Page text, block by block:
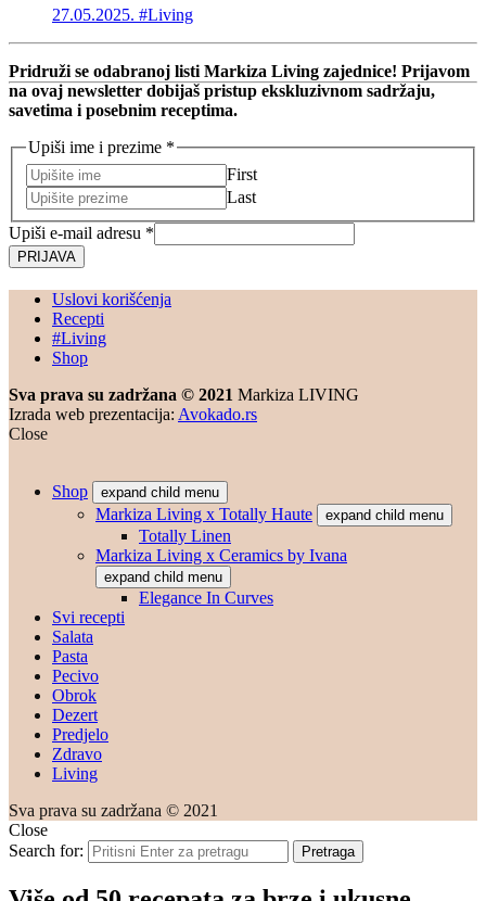
27.05.2025. #Living
Pridruži se odabranoj listi Markiza Living zajednice! Prijavom
na ovaj newsletter dobijaš pristup ekskluzivnom sadržaju,
savetima i posebnim receptima.
Upiši ime i prezime *
First
Last
Upiši e-mail adresu *
PRIJAVA
Uslovi korišćenja
Recepti
#Living
Shop
Sva prava su zadržana © 2021 Markiza LIVING
Izrada web prezentacija: Avokado.rs
Close
Shop expand child menu
Markiza Living x Totally Haute expand child menu
Totally Linen
Markiza Living x Ceramics by Ivana
expand child menu
Elegance In Curves
Svi recepti
Salata
Pasta
Pecivo
Obrok
Dezert
Predjelo
Zdravo
Living
Sva prava su zadržana © 2021
Close
Search for:
Pretraga